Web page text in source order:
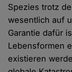
Spezies trotz
wesentlich auf
Garantie dafür
Lebensformen
existieren